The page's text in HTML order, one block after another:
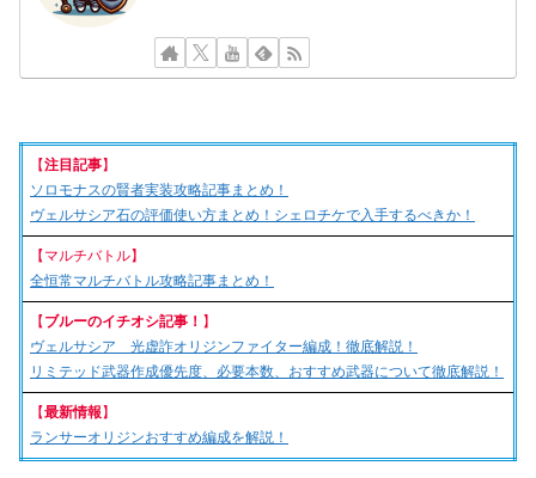
【注目記事】
ソロモナスの賢者実装攻略記事まとめ！
ヴェルサシア石の評価使い方まとめ！シェロチケで入手するべきか！
【マルチバトル】
全恒常マルチバトル攻略記事まとめ！
【ブルーのイチオシ記事！ 】
ヴェルサシア 光虚詐オリジンファイター編成！徹底解説！
リミテッド武器作成優先度、必要本数、おすすめ武器について徹底解説！
【最新情報】
ランサーオリジンおすすめ編成を解説！